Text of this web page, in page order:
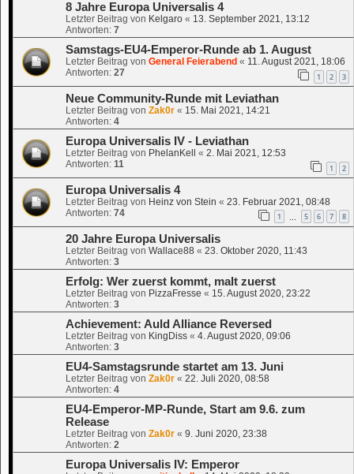
8 Jahre Europa Universalis 4
Letzter Beitrag von Kelgaro « 13. September 2021, 13:12
Antworten: 7
Samstags-EU4-Emperor-Runde ab 1. August
Letzter Beitrag von General Feierabend « 11. August 2021, 18:06
Antworten: 27 1 2 3
Neue Community-Runde mit Leviathan
Letzter Beitrag von Zak0r « 15. Mai 2021, 14:21
Antworten: 4
Europa Universalis IV - Leviathan
Letzter Beitrag von PhelanKell « 2. Mai 2021, 12:53
Antworten: 11 1 2
Europa Universalis 4
Letzter Beitrag von Heinz von Stein « 23. Februar 2021, 08:48
Antworten: 74 1 5 6 7 8
20 Jahre Europa Universalis
Letzter Beitrag von Wallace88 « 23. Oktober 2020, 11:43
Antworten: 3
Erfolg: Wer zuerst kommt, malt zuerst
Letzter Beitrag von PizzaFresse « 15. August 2020, 23:22
Antworten: 3
Achievement: Auld Alliance Reversed
Letzter Beitrag von KingDiss « 4. August 2020, 09:06
Antworten: 3
EU4-Samstagsrunde startet am 13. Juni
Letzter Beitrag von Zak0r « 22. Juli 2020, 08:58
Antworten: 4
EU4-Emperor-MP-Runde, Start am 9.6. zum
Release
Letzter Beitrag von Zak0r « 9. Juni 2020, 23:38
Antworten: 2
Europa Universalis IV: Emperor